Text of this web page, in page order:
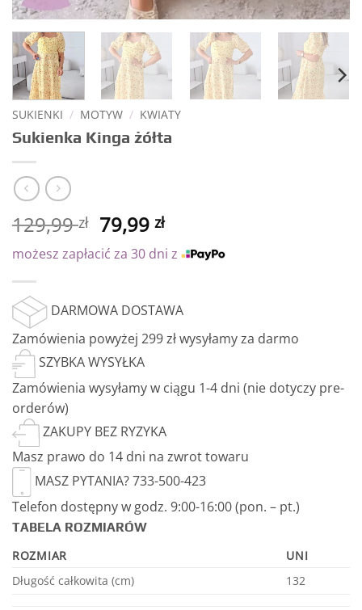
SUKIENKI / MOTYW / KWIATY
Sukienka Kinga żółta
129,99zł 79,99zł
możesz zapłacić za 30 dni z
DARMOWA DOSTAWA
Zamówienia powyżej 299 zł wysyłamy za darmo
SZYBKA WYSYŁKA
Zamówienia wysyłamy w ciągu 1-4 dni (nie dotyczy pre-
orderów)
ZAKUPY BEZ RYZYKA
Masz prawo do 14 dni na zwrot towaru
MASZ PYTANIA? 733-500-423
Telefon dostępny w godz. 9:00-16:00 (pon. – pt.)
TABELA ROZMIARÓW
ROZMIAR
UNI
Długość całkowita (cm)
132